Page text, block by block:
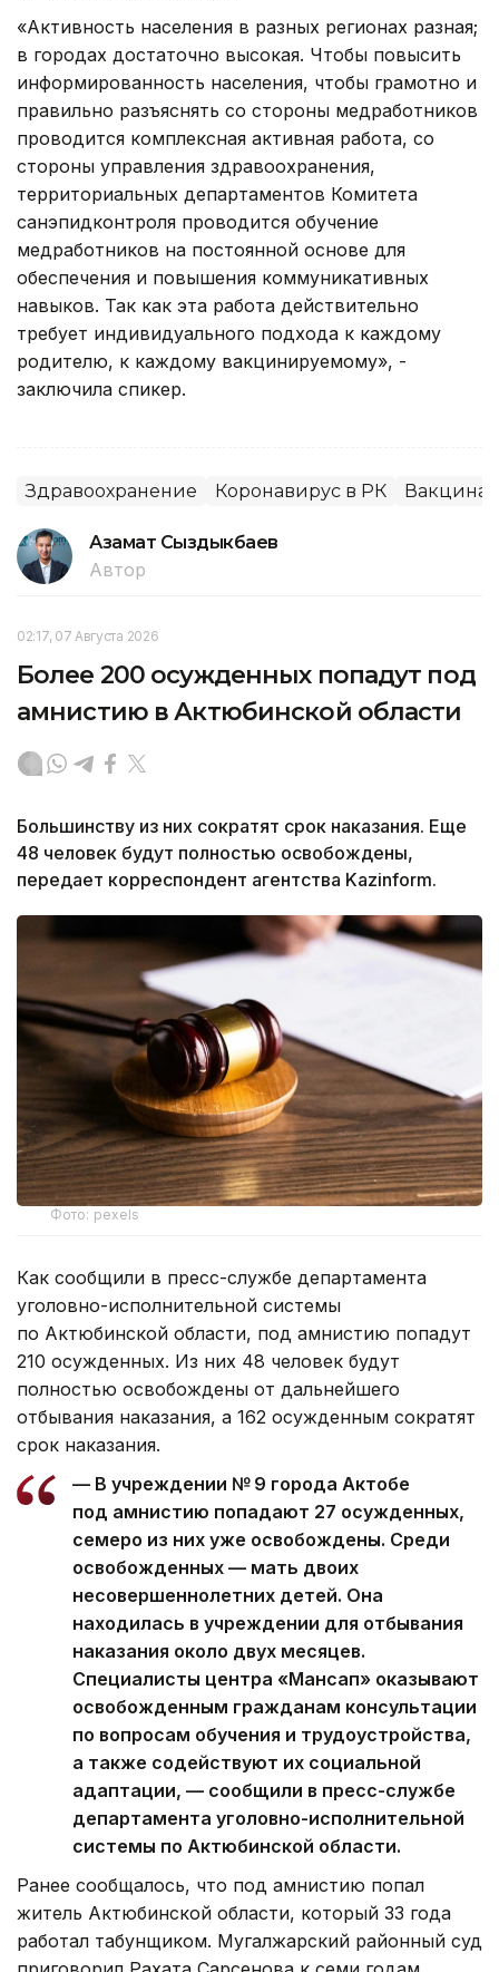
«Активность населения в разных регионах разная;
в городах достаточно высокая. Чтобы повысить
информированность населения, чтобы грамотно и
правильно разъяснять со стороны медработников
проводится комплексная активная работа, со
стороны управления здравоохранения,
территориальных департаментов Комитета
санэпидконтроля проводится обучение
медработников на постоянной основе для
обеспечения и повышения коммуникативных
навыков. Так как эта работа действительно
требует индивидуального подхода к каждому
родителю, к каждому вакцинируемому», -
заключила спикер.
Здравоохранение Коронавирус в РК
Азамат Сыздыкбаев
Автор
02:17, 07 Августа 2026
Более 200 осужденных попадут под
амнистию в Актюбинской области
Большинству из них сократят срок наказания. Еще
48 человек будут полностью освобождены,
передает корреспондент агентства Kazinform.
Фото: pexels
Как сообщили в пресс-службе департамента
уголовно-исполнительной системы
по Актюбинской области, под амнистию попадут
210 осужденных. Из них 48 человек будут
полностью освобождены от дальнейшего
отбывания наказания, а 162 осужденным сократят
срок наказания.
— В учреждении № 9 города Актобе
под амнистию попадают 27 осужденных,
семеро из них уже освобождены. Среди
освобожденных — мать двоих
несовершеннолетних детей. Она
находилась в учреждении для отбывания
наказания около двух месяцев.
Специалисты центра «Мансап» оказывают
освобожденным гражданам консультации
по вопросам обучения и трудоустройства,
а также содействуют их социальной
адаптации, — сообщили в пресс-службе
департамента уголовно-исполнительной
системы по Актюбинской области.
Ранее сообщалось, что под амнистию попал
житель Актюбинской области, который 33 года
работал табунщиком. Мугалжарский районный суд